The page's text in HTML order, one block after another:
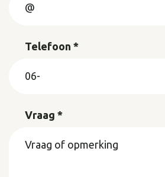
Telefoon *
Vraag *